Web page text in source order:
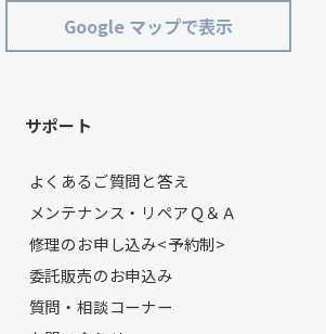
Google マップで表示
サポート
よくあるご質問と答え
メンテナンス・リペアＱ＆Ａ
修理のお申し込み<予約制>
委託販売のお申込み
質問・相談コーナー